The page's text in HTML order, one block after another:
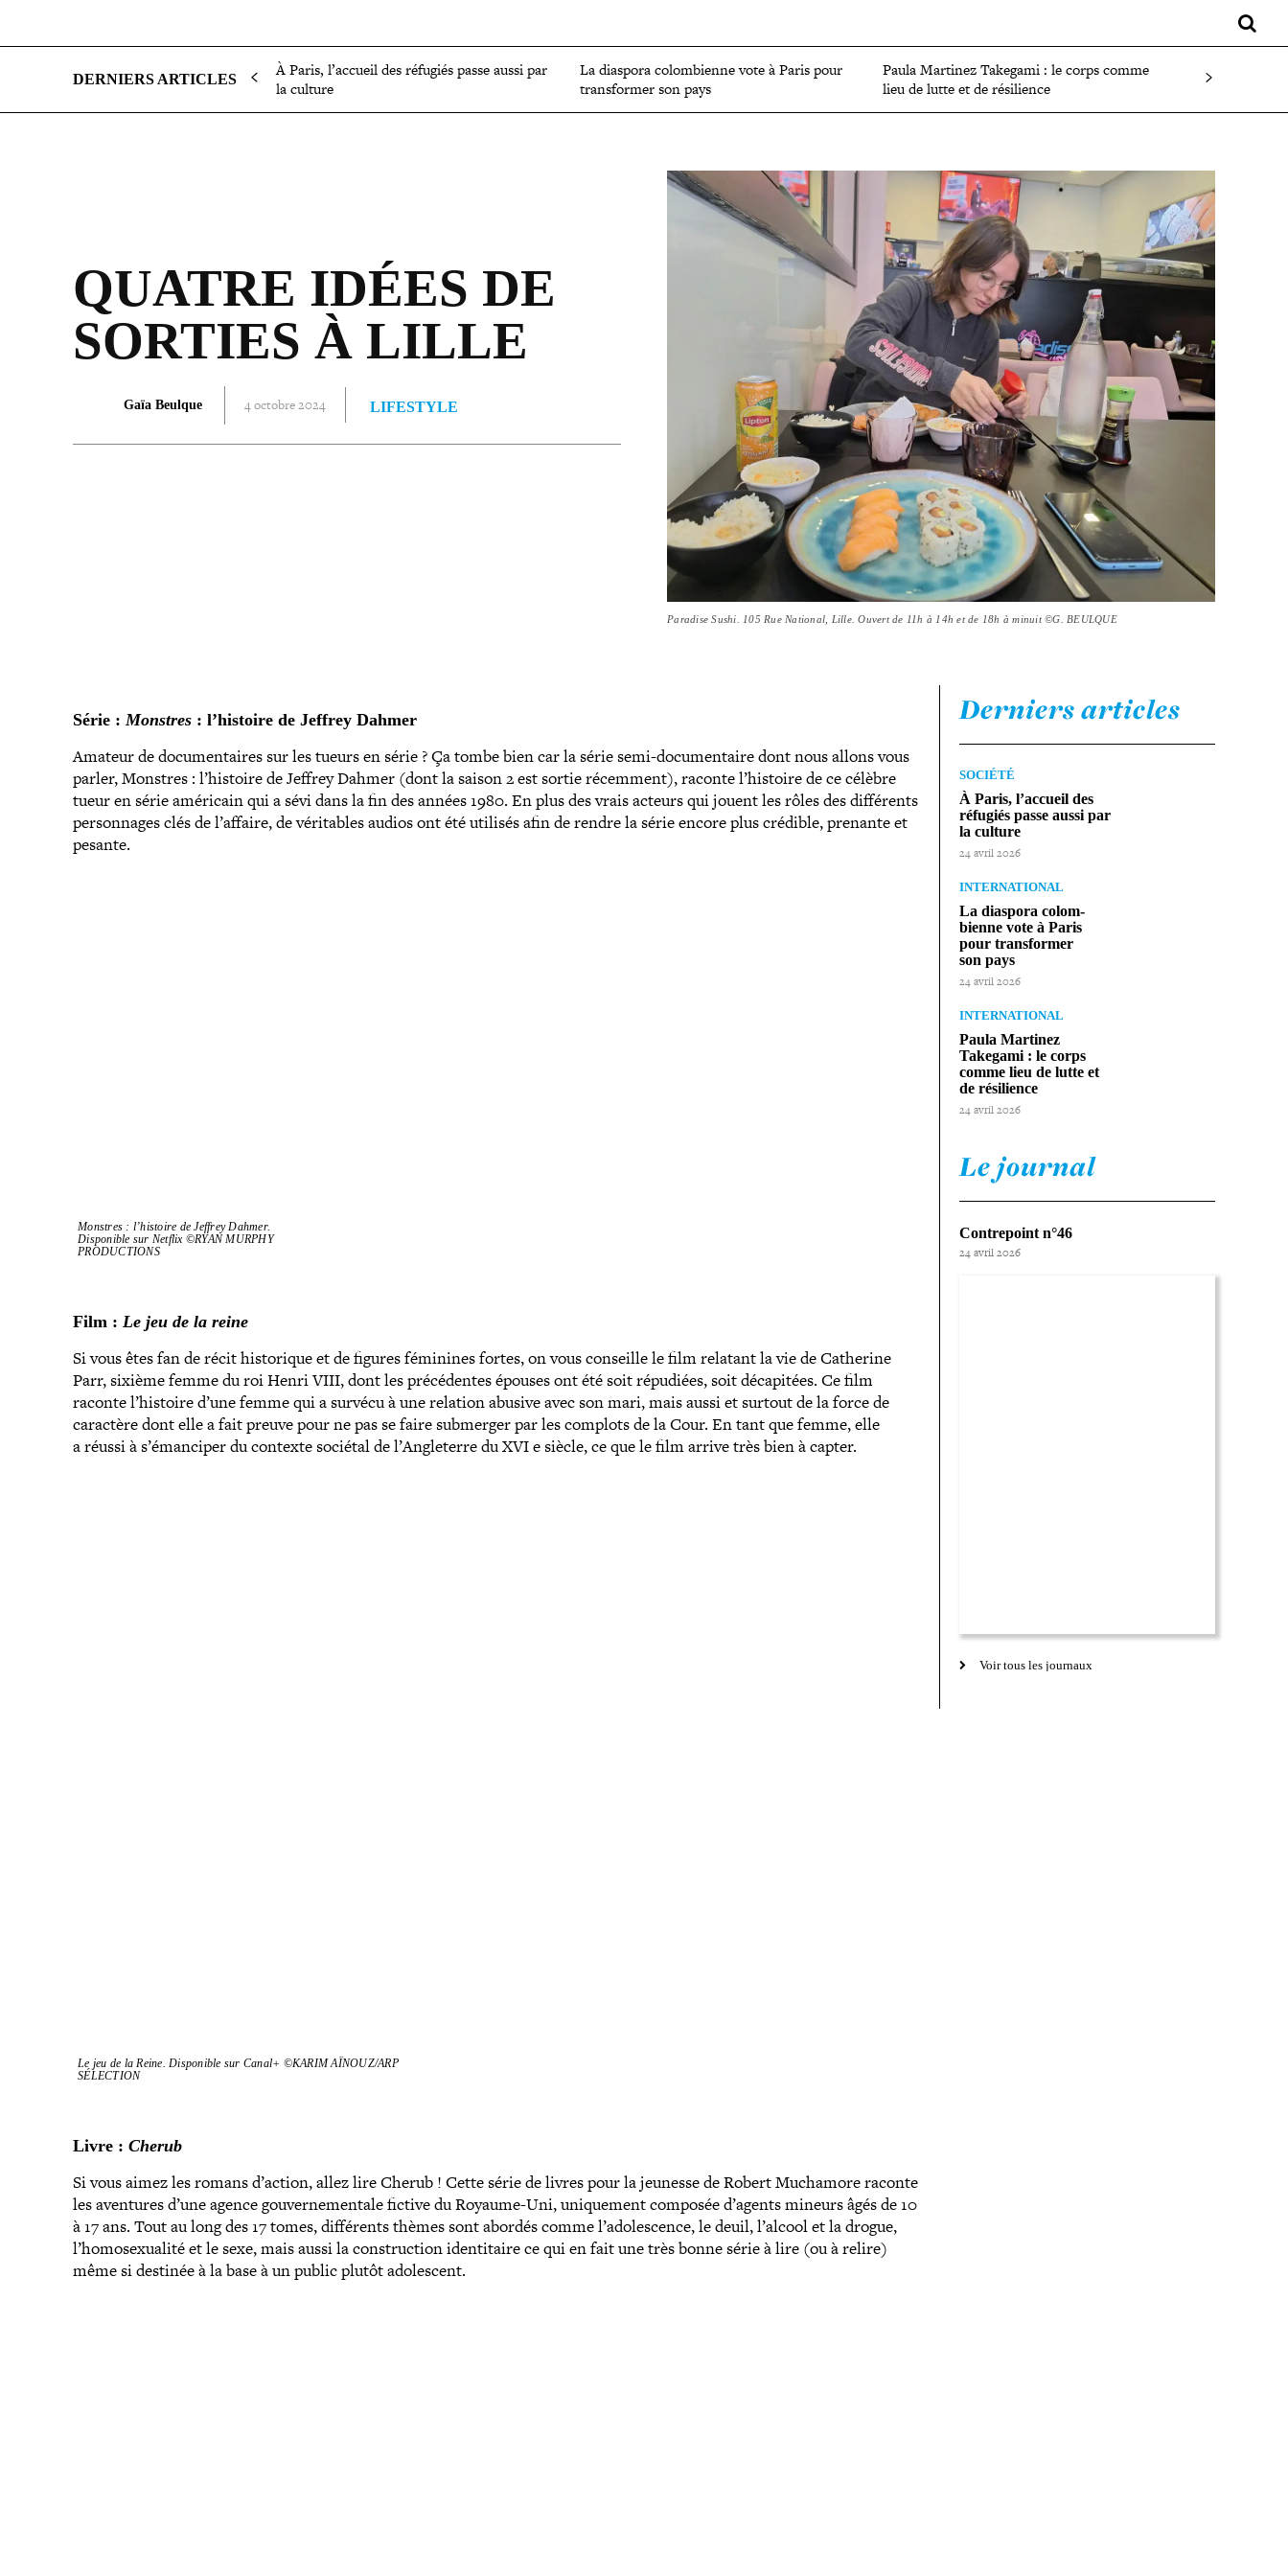
DERNIERS ARTICLES
À Paris, l’accueil des réfugiés passe aussi par
la culture
La diaspora colom­bienne vote à Paris pour
trans­for­mer son pays
Paula Martinez Takegami : le corps comme
lieu de lutte et de résilience
QUATRE IDÉES DE
SORTIES À LILLE
Gaïa Beulque 4 octobre 2024 LIFESTYLE
Paradise Sushi. 105 Rue National, Lille. Ouvert de 11h à 14h et de 18h à minuit ©G. BEULQUE
Série :Monstres : l’histoire de Jeffrey Dahmer
Amateur de docu­men­taires sur les tueurs en série ? Ça tombe bien car la série semi-​documentaire dont nous allons vous
parler, Monstres : l’histoire de Jeffrey Dahmer (dont la saison 2 est sortie récemment), raconte l’histoire de ce célèbre
tueur en série américain qui a sévi dans la fin des années 1980. En plus des vrais acteurs qui jouent les rôles des dif­fé­rents
per­son­nages clés de l’affaire, de véri­tables audios ont été utilisés afin de rendre la série encore plus crédible, prenante et
pesante.
Monstres : l’histoire de Jeffrey Dahmer.
Disponible sur Netflix ©RYAN MURPHY
PRODUCTIONS
Film : Le jeu de la reine
Si vous êtes fan de récit his­to­rique et de figures féminines fortes, on vous conseille le film relatant la vie de Catherine
Parr, sixième femme du roi Henri VIII, dont les pré­cé­dentes épouses ont été soit répudiées, soit déca­pi­tées. Ce film
raconte l’histoire d’une femme qui a survécu à une relation abusive avec son mari, mais aussi et surtout de la force de
caractère dont elle a fait preuve pour ne pas se faire submerger par les complots de la Cour. En tant que femme, elle
a réussi à s’émanciper du contexte sociétal de l’Angleterre du XVI e siècle, ce que le film arrive très bien à capter.
Le jeu de la Reine. Disponible sur Canal+ ©KARIM AÏNOUZ/​ARP
SÉLECTION
Livre : Cherub
Si vous aimez les romans d’action, allez lire Cherub ! Cette série de livres pour la jeunesse de Robert Muchamore raconte
les aventures d’une agence gou­ver­ne­men­tale fictive du Royaume-​Uni, uni­que­ment composée d’agents mineurs âgés de 10
à 17 ans. Tout au long des 17 tomes, dif­fé­rents thèmes sont abordés comme l’adolescence, le deuil, l’alcool et la drogue,
l’homosexualité et le sexe, mais aussi la construc­tion iden­ti­taire ce qui en fait une très bonne série à lire (ou à relire)
même si destinée à la base à un public plutôt adolescent.
Derniers articles
SOCIÉTÉ
À Paris, l’accueil des
réfugiés passe aussi par
la culture
24 avril 2026
INTERNATIONAL
La diaspora colom­
bienne vote à Paris
pour trans­for­mer
son pays
24 avril 2026
INTERNATIONAL
Paula Martinez
Takegami : le corps
comme lieu de lutte et
de résilience
24 avril 2026
Le journal
Contrepoint n°46
24 avril 2026
Voir tous les journaux